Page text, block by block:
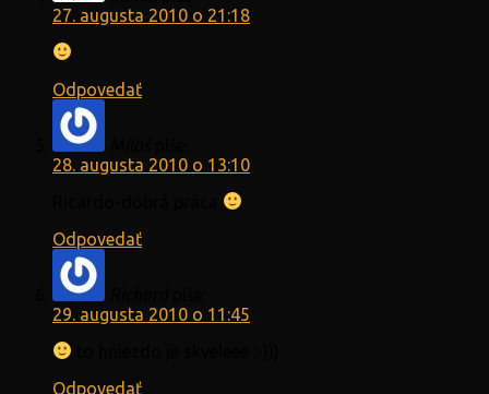
27. augusta 2010 o 21:18
Odpovedať
28. augusta 2010 o 13:10
Odpovedať
29. augusta 2010 o 11:45
Odpovedať